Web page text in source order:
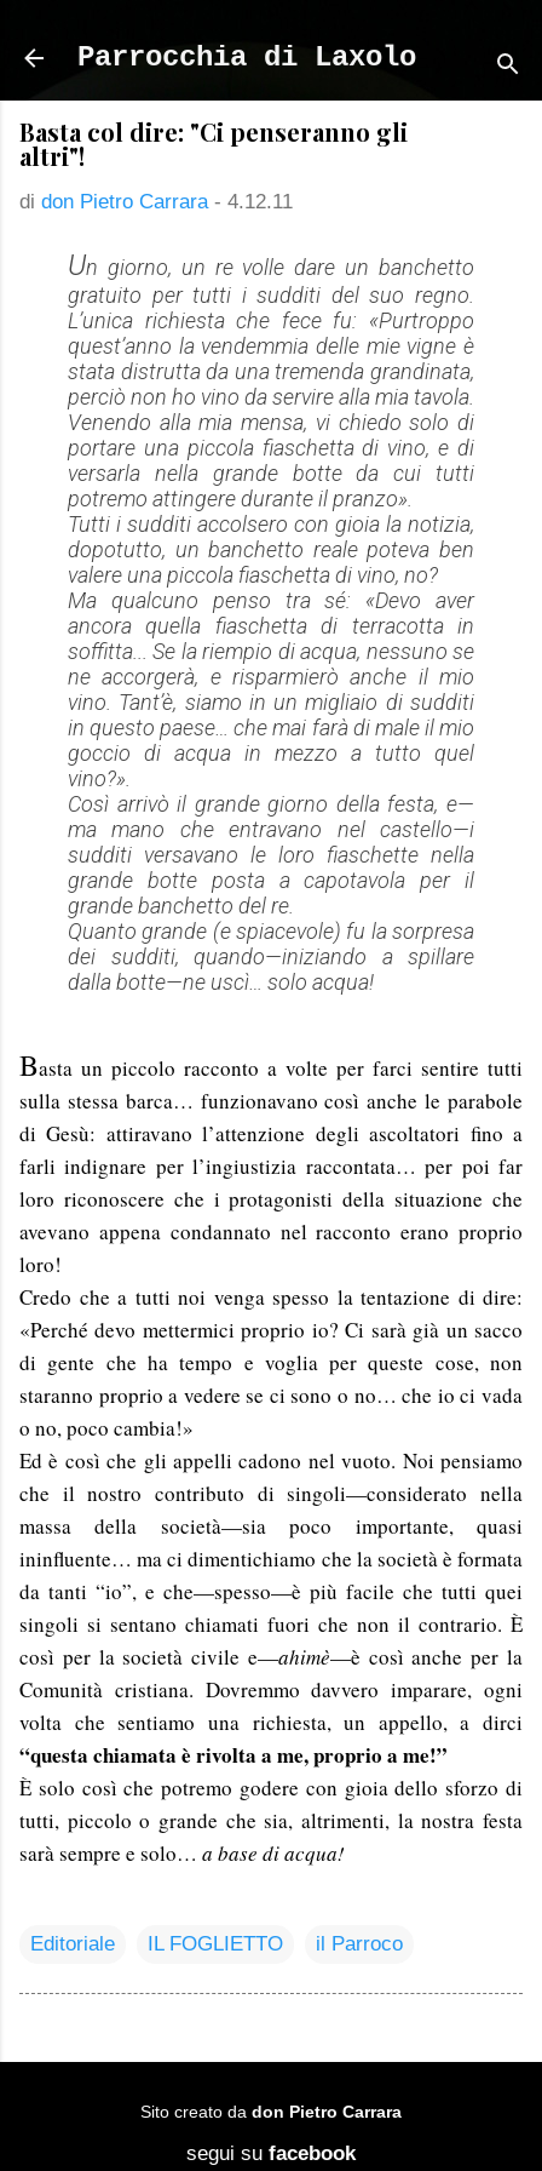
Parrocchia di Laxolo
Basta col dire: "Ci penseranno gli
altri"!
di don Pietro Carrara - 4.12.11
Un giorno, un re volle dare un banchetto
gratuito per tutti i sudditi del suo regno.
L’unica richiesta che fece fu: «Purtroppo
quest’anno la vendemmia delle mie vigne è
stata distrutta da una tremenda grandinata,
perciò non ho vino da servire alla mia tavola.
Venendo alla mia mensa, vi chiedo solo di
portare una piccola fiaschetta di vino, e di
versarla nella grande botte da cui tutti
potremo attingere durante il pranzo».
Tutti i sudditi accolsero con gioia la notizia,
dopotutto, un banchetto reale poteva ben
valere una piccola fiaschetta di vino, no?
Ma qualcuno penso tra sé: «Devo aver
ancora quella fiaschetta di terracotta in
soffitta... Se la riempio di acqua, nessuno se
ne accorgerà, e risparmierò anche il mio
vino. Tant’è, siamo in un migliaio di sudditi
in questo paese… che mai farà di male il mio
goccio di acqua in mezzo a tutto quel
vino?».
Così arrivò il grande giorno della festa, e—
ma mano che entravano nel castello—i
sudditi versavano le loro fiaschette nella
grande botte posta a capotavola per il
grande banchetto del re.
Quanto grande (e spiacevole) fu la sorpresa
dei sudditi, quando—iniziando a spillare
dalla botte—ne uscì… solo acqua!
Basta un piccolo racconto a volte per farci sentire tutti
sulla stessa barca… funzionavano così anche le parabole
di Gesù: attiravano l’attenzione degli ascoltatori fino a
farli indignare per l’ingiustizia raccontata… per poi far
loro riconoscere che i protagonisti della situazione che
avevano appena condannato nel racconto erano proprio
loro!
Credo che a tutti noi venga spesso la tentazione di dire:
«Perché devo mettermici proprio io? Ci sarà già un sacco
di gente che ha tempo e voglia per queste cose, non
staranno proprio a vedere se ci sono o no… che io ci vada
o no, poco cambia!»
Ed è così che gli appelli cadono nel vuoto. Noi pensiamo
che il nostro contributo di singoli—considerato nella
massa della società—sia poco importante, quasi
ininfluente… ma ci dimentichiamo che la società è formata
da tanti “io”, e che—spesso—è più facile che tutti quei
singoli si sentano chiamati fuori che non il contrario. È
così per la società civile e—ahimè—è così anche per la
Comunità cristiana. Dovremmo davvero imparare, ogni
volta che sentiamo una richiesta, un appello, a dirci
“questa chiamata è rivolta a me, proprio a me!”
È solo così che potremo godere con gioia dello sforzo di
tutti, piccolo o grande che sia, altrimenti, la nostra festa
sarà sempre e solo… a base di acqua!
Editoriale IL FOGLIETTO il Parroco
Sito creato da don Pietro Carrara
segui su facebook